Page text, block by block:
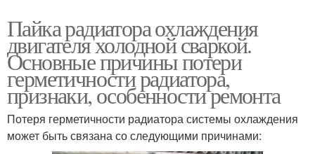
Пайка радиатора охлаждения
двигателя холодной сваркой.
Основные причины потери
герметичности радиатора,
признаки, особенности ремонта
Потеря герметичности радиатора системы охлаждения
может быть связана со следующими причинами: